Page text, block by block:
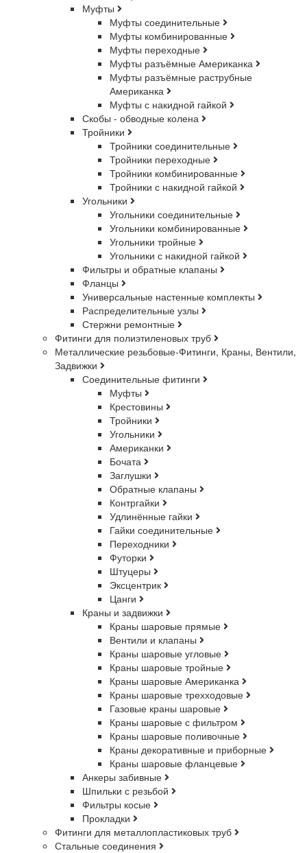
Муфты
Муфты соединительные
Муфты комбинированные
Муфты переходные
Муфты разъёмные Американка
Муфты разъёмные раструбные
Американка
Муфты с накидной гайкой
Скобы - обводные колена
Тройники
Тройники соединительные
Тройники переходные
Тройники комбинированные
Тройники с накидной гайкой
Угольники
Угольники соединительные
Угольники комбинированные
Угольники тройные
Угольники с накидной гайкой
Фильтры и обратные клапаны
Фланцы
Универсальные настенные комплекты
Распределительные узлы
Стержни ремонтные
Фитинги для полиэтиленовых труб
Металлические резьбовые-Фитинги, Краны, Вентили,
Задвижки
Соединительные фитинги
Муфты
Крестовины
Тройники
Угольники
Американки
Бочата
Заглушки
Обратные клапаны
Контргайки
Удлинённые гайки
Гайки соединительные
Переходники
Футорки
Штуцеры
Эксцентрик
Цанги
Краны и задвижки
Краны шаровые прямые
Вентили и клапаны
Краны шаровые угловые
Краны шаровые тройные
Краны шаровые Американка
Краны шаровые трехходовые
Газовые краны шаровые
Краны шаровые с фильтром
Краны шаровые поливочные
Краны декоративные и приборные
Краны шаровые фланцевые
Анкеры забивные
Шпильки с резьбой
Фильтры косые
Прокладки
Фитинги для металлопластиковых труб
Стальные соединения